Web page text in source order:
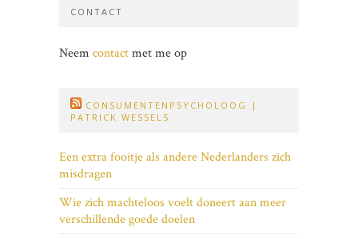
CONTACT
Neem contactmet me op
CONSUMENTENPSYCHOLOOG |
PATRICK WESSELS
Een extra fooitje als andere Nederlanders zich
misdragen
Wie zich machteloos voelt doneert aan meer
verschillende goede doelen